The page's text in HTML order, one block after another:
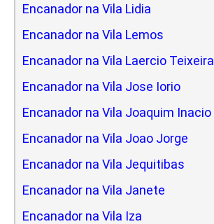
Encanador na Vila Lidia
Encanador na Vila Lemos
Encanador na Vila Laercio Teixeira
Encanador na Vila Jose Iorio
Encanador na Vila Joaquim Inacio
Encanador na Vila Joao Jorge
Encanador na Vila Jequitibas
Encanador na Vila Janete
Encanador na Vila Iza